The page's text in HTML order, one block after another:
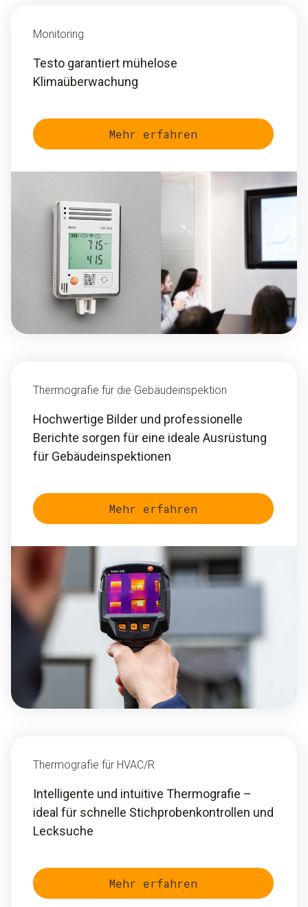
Monitoring
Testo garantiert mühelose
Klimaüberwachung
Mehr erfahren
Thermografie für die Gebäudeinspektion
Hochwertige Bilder und professionelle
Berichte sorgen für eine ideale Ausrüstung
für Gebäudeinspektionen
Mehr erfahren
Thermografie für HVAC/R
Intelligente und intuitive Thermografie –
ideal für schnelle Stichprobenkontrollen und
Lecksuche
Mehr erfahren